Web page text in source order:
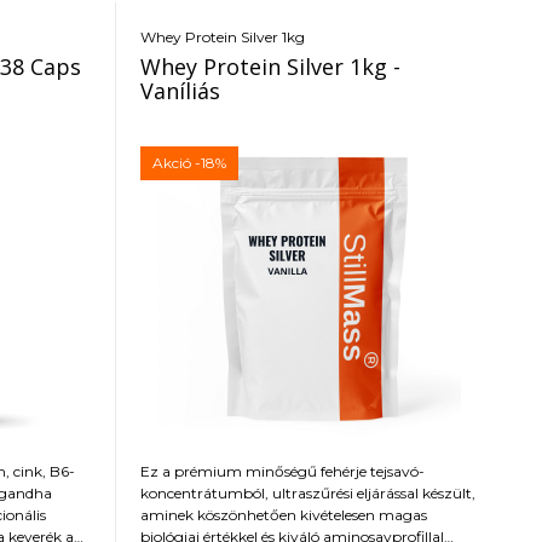
Caps
cink, B6-
keverék a
Whey Protein Silver 1kg
Whey Protein Silver 1kg -
Vaníliás
Akció -18%
Ez a prémium minőségű fehérje tejsavó-
koncentrátumból, ultraszűrési eljárással készült,
aminek köszönhetően kivételesen magas
biológiai értékkel és kiváló aminosavprofillal